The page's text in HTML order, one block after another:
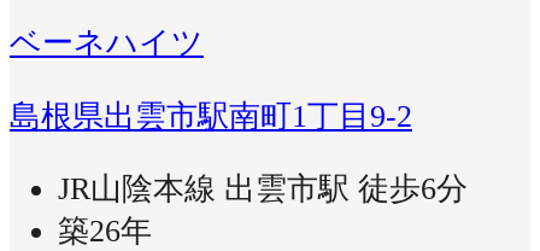
ベーネハイツ
島根県出雲市駅南町1丁目9-2
JR山陰本線 出雲市駅 徒歩6分
築26年